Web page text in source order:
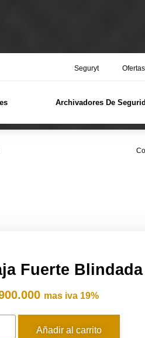
Seguryt Ofertas
Archivadores De
Fuerte Blindada
mas iva 19%
Añadir al carrito